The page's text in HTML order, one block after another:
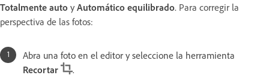
Totalmente auto y Automático equilibrado. Para corregir la
perspectiva de las fotos:
Abra una foto en el editor y seleccione la herramienta
Recortar
.